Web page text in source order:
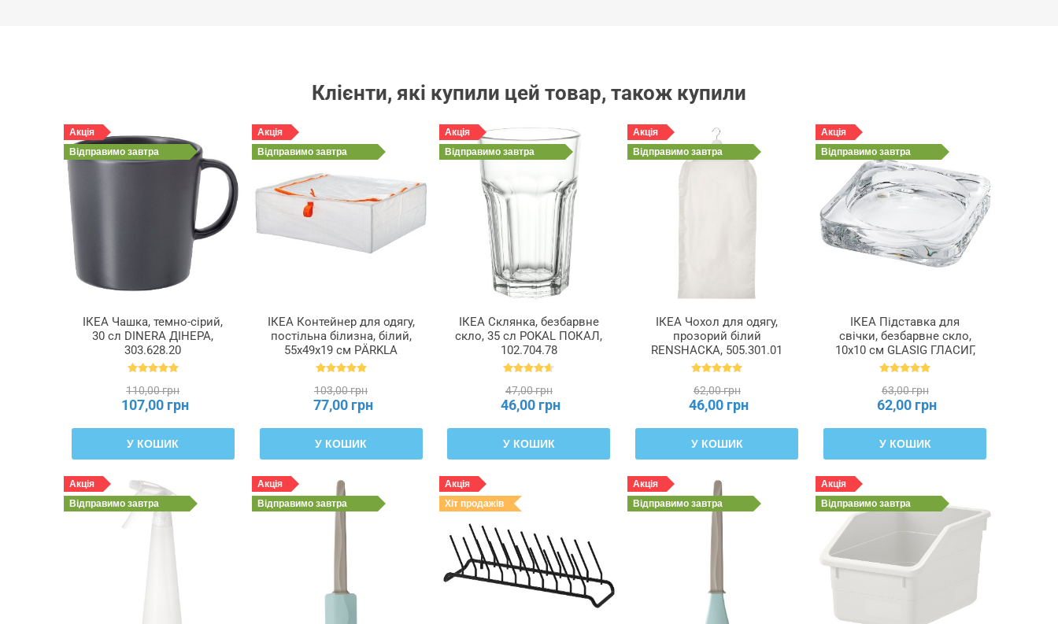
Клієнти, які купили цей товар, також купили
Акція
Відправимо завтра
ІКЕА Чашка, темно-сірий,
30 сл DINERA ДІНЕРА,
303.628.20
110,00 грн
107,00 грн
У КОШИК
Акція
Відправимо завтра
ІКЕА Контейнер для одягу,
постільна білизна, білий,
55x49x19 см PÄRKLA
ПЕРКЛА, 503.953.82
103,00 грн
77,00 грн
У КОШИК
Акція
Відправимозавтра
ІКЕА Склянка, безбарвне
скло, 35 сл POKAL ПОКАЛ,
102.704.78
47,00 грн
46,00 грн
У КОШИК
Акція
Відправимозавтра
ІКЕА Чохол для одягу,
прозорий білий
RENSHACKA, 505.301.01
62,00 грн
46,00 грн
У КОШИК
Акція
Відправимозавтра
ІКЕА Підставка для
свічки, безбарвне скло,
10x10 см GLASIG ГЛАСИГ,
602.591.43
63,00 грн
62,00 грн
У КОШИК
Акція
Відправимо завтра
Акція
Відправимо завтра
Акція
Хіт продажів
Акція
Відправимозавтра
Акція
Відправимозавтра